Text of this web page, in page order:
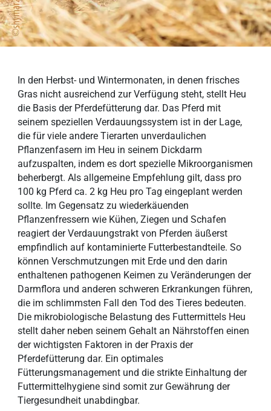
In den Herbst- und Wintermonaten, in denen frisches
Gras nicht ausreichend zur Verfügung steht, stellt Heu
die Basis der Pferdefütterung dar. Das Pferd mit
seinem speziellen Verdauungssystem ist in der Lage,
die für viele andere Tierarten unverdaulichen
Pflanzenfasern im Heu in seinem Dickdarm
aufzuspalten, indem es dort spezielle Mikroorganismen
beherbergt. Als allgemeine Empfehlung gilt, dass pro
100 kg Pferd ca. 2 kg Heu pro Tag eingeplant werden
sollte. Im Gegensatz zu wiederkäuenden
Pflanzenfressern wie Kühen, Ziegen und Schafen
reagiert der Verdauungstrakt von Pferden äußerst
empfindlich auf kontaminierte Futterbestandteile. So
können Verschmutzungen mit Erde und den darin
enthaltenen pathogenen Keimen zu Veränderungen der
Darmflora und anderen schweren Erkrankungen führen,
die im schlimmsten Fall den Tod des Tieres bedeuten.
Die mikrobiologische Belastung des Futtermittels Heu
stellt daher neben seinem Gehalt an Nährstoffen einen
der wichtigsten Faktoren in der Praxis der
Pferdefütterung dar. Ein optimales
Fütterungsmanagement und die strikte Einhaltung der
Futtermittelhygiene sind somit zur Gewährung der
Tiergesundheit unabdingbar.